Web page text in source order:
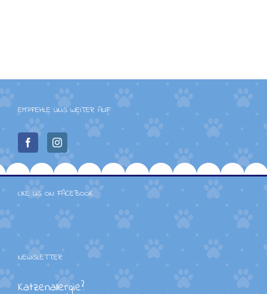
EMPFEHLE UNS WEITER AUF:
LIKE US ON FACEBOOK
NEWSLETTER
Katzenallergie?